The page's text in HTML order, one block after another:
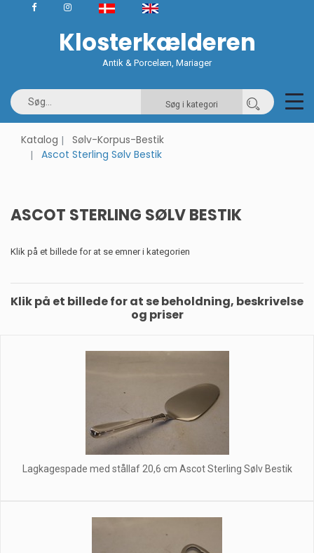
Klosterkælderen
Antik & Porcelæn, Mariager
Søg i kategori
Katalog
Sølv-Korpus-Bestik
Ascot Sterling Sølv Bestik
ASCOT STERLING SØLV BESTIK
Klik på et billede for at se emner i kategorien
Klik på et billede for at se beholdning, beskrivelse
og priser
Lagkagespade med stållaf 20,6 cm Ascot Sterling Sølv Bestik